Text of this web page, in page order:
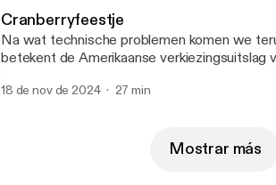
Cranberryfeestje
Na wat technische problemen komen we
betekent de Amerikaanse verkiezingsuitslag
cranberry te bewonderen en Sjors heeft het
18 de nov de 2024 27 min
Mostrar más